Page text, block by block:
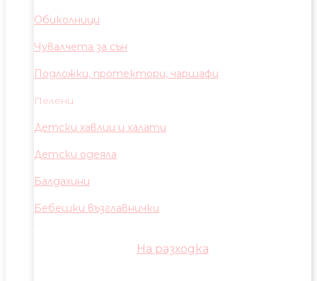
Обиколници
Чувалчета за сън
Подложки, протектори, чаршафи
Пелени
Детски хавлии и халати
Детски одеяла
Балдахини
Бебешки възглавнички
На разходка